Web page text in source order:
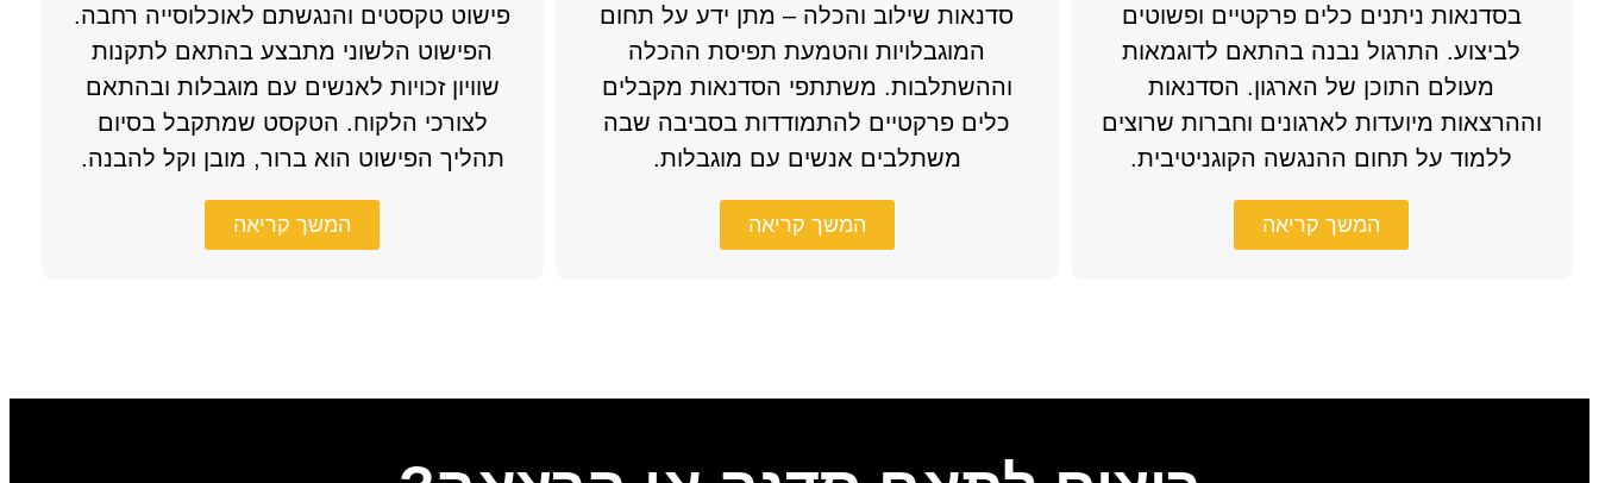
בסדנאות ניתנים כלים פרקטיים ופשוטים
לביצוע. התרגול נבנה בהתאם לדוגמאות
מעולם התוכן של הארגון. הסדנאות
וההרצאות מיועדות לארגונים וחברות שרוצים
ללמוד על תחום ההנגשה הקוגניטיבית.
המשך קריאה
סדנאות שילוב והכלה – מתן ידע על תחום
המוגבלויות והטמעת תפיסת ההכלה
וההשתלבות. משתתפי הסדנאות מקבלים
כלים פרקטיים להתמודדות בסביבה שבה
משתלבים אנשים עם מוגבלות.
המשך קריאה
פישוט טקסטים והנגשתם לאוכלוסייה רחבה.
הפישוט הלשוני מתבצע בהתאם לתקנות
שוויון זכויות לאנשים עם מוגבלות ובהתאם
לצורכי הלקוח. הטקסט שמתקבל בסיום
תהליך הפישוט הוא ברור, מובן וקל להבנה.
המשך קריאה